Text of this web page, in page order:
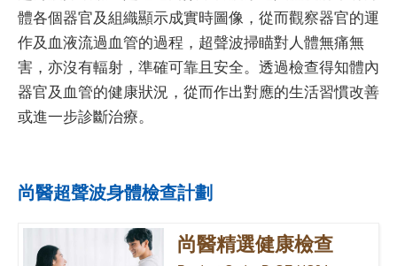
體各個器官及組織顯示成實時圖像，從而觀察器官的運
作及血液流過血管的過程，超聲波掃瞄對人體無痛無
害，亦沒有輻射，準確可靠且安全。透過檢查得知體內
器官及血管的健康狀況，從而作出對應的生活習慣改善
或進一步診斷治療。
尚醫超聲波身體檢查計劃
尚醫精選健康檢查